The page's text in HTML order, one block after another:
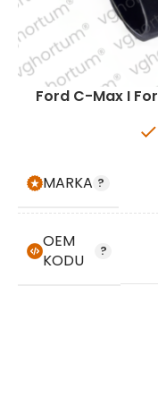
Ford C-Max I
MARKA
OEM
KODU